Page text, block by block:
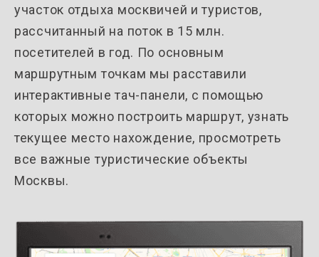
участок отдыха москвичей и туристов,
рассчитанный на поток в 15 млн.
посетителей в год. По основным
маршрутным точкам мы расставили
интерактивные тач-панели, с помощью
которых можно построить маршрут, узнать
текущее место нахождение, просмотреть
все важные туристические объекты
Москвы.